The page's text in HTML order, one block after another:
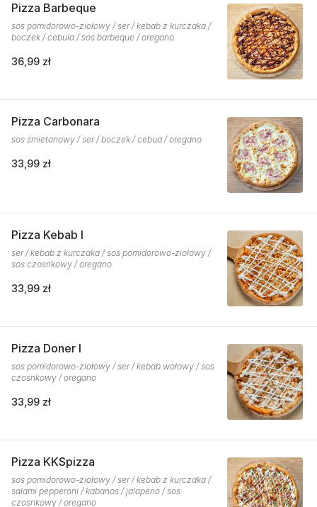
Pizza Barbeque
sos pomidorowo-ziołowy / ser / kebab z kurczaka /
boczek / cebula / sos barbeque / oregano
36,99 zł
Pizza Carbonara
sos śmietanowy / ser / boczek / cebua / oregano
33,99 zł
Pizza Kebab I
ser / kebab z kurczaka / sos pomidorowo-ziołowy /
sos czosnkowy / oregano
33,99 zł
Pizza Doner I
sos pomidorowo-ziołowy / ser / kebab wołowy / sos
czosnkowy / oregano
33,99 zł
Pizza KKSpizza
sos pomidorowo-ziołowy / ser / kebab z kurczaka /
salami pepperoni / kabanos / jalapeno / sos
czosnkowy / oregano